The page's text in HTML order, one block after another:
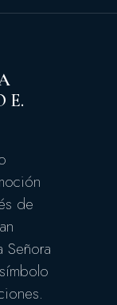
E.
de
Señora